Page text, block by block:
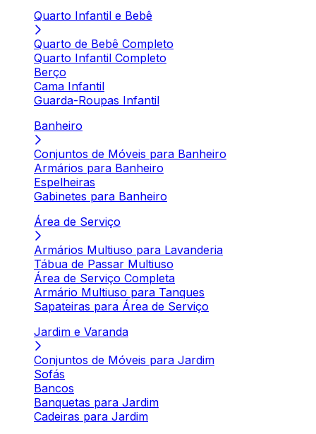
Quarto Infantil e Bebê
Quarto de Bebê Completo
Quarto Infantil Completo
Berço
Cama Infantil
Guarda-Roupas Infantil
Banheiro
Conjuntos de Móveis para Banheiro
Armários para Banheiro
Espelheiras
Gabinetes para Banheiro
Área de Serviço
Armários Multiuso para Lavanderia
Tábua de Passar Multiuso
Área de Serviço Completa
Armário Multiuso para Tanques
Sapateiras para Área de Serviço
Jardim e Varanda
Conjuntos de Móveis para Jardim
Sofás
Bancos
Banquetas para Jardim
Cadeiras para Jardim